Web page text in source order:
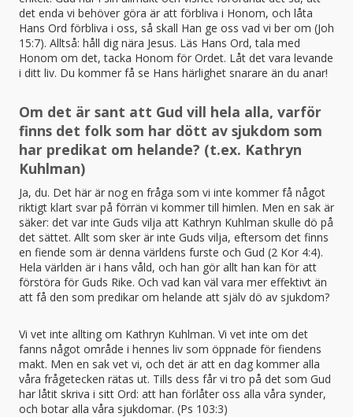
det enda vi behöver göra är att förbliva i Honom, och låta
Hans Ord förbliva i oss, så skall Han ge oss vad vi ber om (Joh
15:7). Alltså: håll dig nära Jesus. Läs Hans Ord, tala med
Honom om det, tacka Honom för Ordet. Låt det vara levande
i ditt liv. Du kommer få se Hans härlighet snarare än du anar!
Om det är sant att Gud vill hela alla, varför
finns det folk som har dött av sjukdom som
har predikat om helande? (t.ex. Kathryn
Kuhlman)
Ja, du. Det här är nog en fråga som vi inte kommer få något
riktigt klart svar på förrän vi kommer till himlen. Men en sak är
säker: det var inte Guds vilja att Kathryn Kuhlman skulle dö på
det sättet. Allt som sker är inte Guds vilja, eftersom det finns
en fiende som är denna världens furste och Gud (2 Kor 4:4).
Hela världen är i hans våld, och han gör allt han kan för att
förstöra för Guds Rike. Och vad kan väl vara mer effektivt än
att få den som predikar om helande att själv dö av sjukdom?
Vi vet inte allting om Kathryn Kuhlman. Vi vet inte om det
fanns något område i hennes liv som öppnade för fiendens
makt. Men en sak vet vi, och det är att en dag kommer alla
våra frågetecken rätas ut. Tills dess får vi tro på det som Gud
har låtit skriva i sitt Ord: att han förlåter oss alla våra synder,
och botar alla våra sjukdomar. (Ps 103:3)